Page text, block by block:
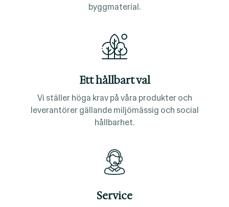
byggmaterial.
Ett hållbart val
Vi ställer höga krav på våra produkter och
leverantörer gällande miljömässig och social
hållbarhet.
Service